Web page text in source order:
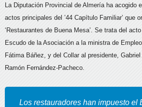
La Diputación Provincial de Almería ha acogido
actos principales del ’44 Capítulo Familiar’ que
‘Restaurantes de Buena Mesa’. Se trata del
Escudo de la Asociación a la ministra de
Fátima Báñez, y del Collar al presidente,
Ramón Fernández-Pacheco.
Los restauradores han impuesto el